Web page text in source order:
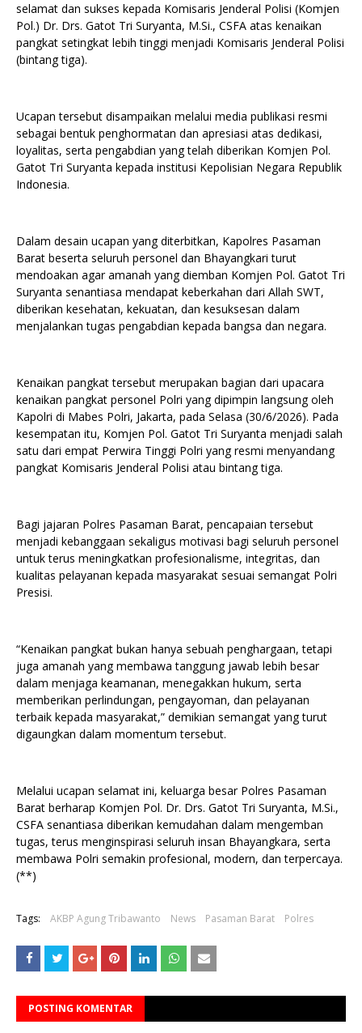
selamat dan sukses kepada Komisaris Jenderal Polisi (Komjen
Pol.) Dr. Drs. Gatot Tri Suryanta, M.Si., CSFA atas kenaikan
pangkat setingkat lebih tinggi menjadi Komisaris Jenderal Polisi
(bintang tiga).
Ucapan tersebut disampaikan melalui media publikasi resmi
sebagai bentuk penghormatan dan apresiasi atas dedikasi,
loyalitas, serta pengabdian yang telah diberikan Komjen Pol.
Gatot Tri Suryanta kepada institusi Kepolisian Negara Republik
Indonesia.
Dalam desain ucapan yang diterbitkan, Kapolres Pasaman
Barat beserta seluruh personel dan Bhayangkari turut
mendoakan agar amanah yang diemban Komjen Pol. Gatot Tri
Suryanta senantiasa mendapat keberkahan dari Allah SWT,
diberikan kesehatan, kekuatan, dan kesuksesan dalam
menjalankan tugas pengabdian kepada bangsa dan negara.
Kenaikan pangkat tersebut merupakan bagian dari upacara
kenaikan pangkat personel Polri yang dipimpin langsung oleh
Kapolri di Mabes Polri, Jakarta, pada Selasa (30/6/2026). Pada
kesempatan itu, Komjen Pol. Gatot Tri Suryanta menjadi salah
satu dari empat Perwira Tinggi Polri yang resmi menyandang
pangkat Komisaris Jenderal Polisi atau bintang tiga.
Bagi jajaran Polres Pasaman Barat, pencapaian tersebut
menjadi kebanggaan sekaligus motivasi bagi seluruh personel
untuk terus meningkatkan profesionalisme, integritas, dan
kualitas pelayanan kepada masyarakat sesuai semangat Polri
Presisi.
“Kenaikan pangkat bukan hanya sebuah penghargaan, tetapi
juga amanah yang membawa tanggung jawab lebih besar
dalam menjaga keamanan, menegakkan hukum, serta
memberikan perlindungan, pengayoman, dan pelayanan
terbaik kepada masyarakat,” demikian semangat yang turut
digaungkan dalam momentum tersebut.
Melalui ucapan selamat ini, keluarga besar Polres Pasaman
Barat berharap Komjen Pol. Dr. Drs. Gatot Tri Suryanta, M.Si.,
CSFA senantiasa diberikan kemudahan dalam mengemban
tugas, terus menginspirasi seluruh insan Bhayangkara, serta
membawa Polri semakin profesional, modern, dan terpercaya.
(**)
Tags: AKBP Agung Tribawanto News Pasaman Barat Polres
POSTING KOMENTAR